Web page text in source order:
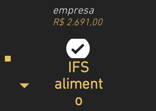
empresa
R$ 2.691,00
IFS
aliment
o